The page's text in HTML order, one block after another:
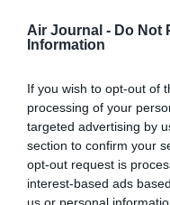
Air Journal - Do Not
Information
If you wish to opt-out of
processing of your
targeted advertising by
section to confirm your
opt-out request is
interest-based ads
Kylea commenté
SWISS : la rentabilité
autonomie au sein